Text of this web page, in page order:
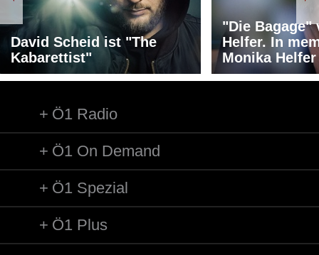
David Scheid ist "The
Kabarettist"
"Die Bagage"
Helfer. In
Monika Helfer
Ö1 Radio
Ö1 On Demand
Ö1 Spezial
Ö1 Plus